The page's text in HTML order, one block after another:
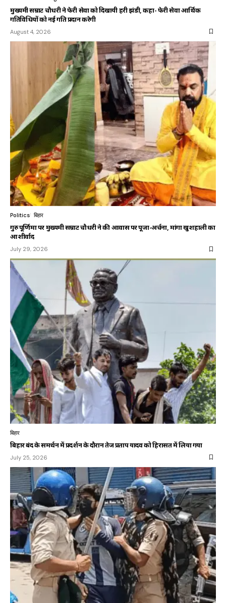
मुख्यमंत्री सम्राट चौधरी ने फेरी सेवा को दिखायी हरी झंडी, कहा- फेरी सेवा आर्थिक
गतिविधियों को नई गति प्रदान करेगी
August 4, 2026
Politics बिहार
गुरु पूर्णिमा पर मुख्यमंत्री सम्राट चौधरी ने की आवास पर पूजा-अर्चना, मांगा खुशहाली का
आशीर्वाद
July 29, 2026
बिहार
बिहार बंद के समर्थन में प्रदर्शन के दौरान तेज प्रताप यादव को हिरासत में लिया गया
July 25, 2026